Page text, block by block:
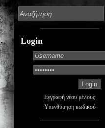
Login
Εγγραφή νέου μέλους
Υπενθύμηση κωδικού